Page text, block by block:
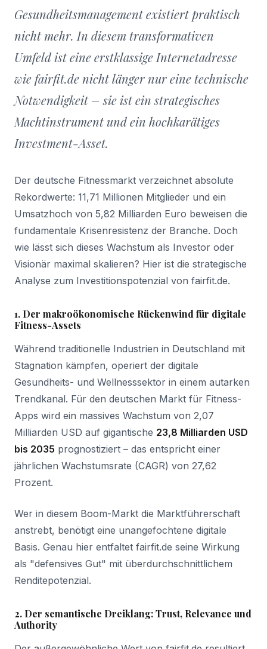
Gesundheitsmanagement existiert praktisch
nicht mehr. In diesem transformativen
Umfeld ist eine erstklassige Internetadresse
wie fairfit.de nicht länger nur eine technische
Notwendigkeit – sie ist ein strategisches
Machtinstrument und ein hochkarätiges
Investment-Asset.
Der deutsche Fitnessmarkt verzeichnet absolute
Rekordwerte: 11,71 Millionen Mitglieder und ein
Umsatzhoch von 5,82 Milliarden Euro beweisen die
fundamentale Krisenresistenz der Branche. Doch
wie lässt sich dieses Wachstum als Investor oder
Visionär maximal skalieren? Hier ist die strategische
Analyse zum Investitionspotenzial von fairfit.de.
1. Der makroökonomische Rückenwind für digitale
Fitness-Assets
Während traditionelle Industrien in Deutschland mit
Stagnation kämpfen, operiert der digitale
Gesundheits- und Wellnesssektor in einem autarken
Trendkanal. Für den deutschen Markt für Fitness-
Apps wird ein massives Wachstum von 2,07
Milliarden USD auf gigantische 23,8 Milliarden USD
bis 2035 prognostiziert – das entspricht einer
jährlichen Wachstumsrate (CAGR) von 27,62
Prozent.
Wer in diesem Boom-Markt die Marktführerschaft
anstrebt, benötigt eine unangefochtene digitale
Basis. Genau hier entfaltet fairfit.de seine Wirkung
als "defensives Gut" mit überdurchschnittlichem
Renditepotenzial.
2. Der semantische Dreiklang: Trust, Relevance und
Authority